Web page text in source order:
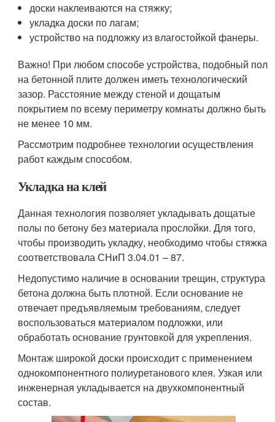
доски наклеиваются на стяжку;
укладка доски по лагам;
устройство на подложку из влагостойкой фанеры.
Важно! При любом способе устройства, подобный пол
на бетонной плите должен иметь технологический
зазор. Расстояние между стеной и дощатым
покрытием по всему периметру комнаты должно быть
не менее 10 мм.
Рассмотрим подробнее технологии осуществления
работ каждым способом.
Укладка на клей
Данная технология позволяет укладывать дощатые
полы по бетону без материала прослойки. Для того,
чтобы производить укладку, необходимо чтобы стяжка
соответствовала СНиП 3.04.01 – 87.
Недопустимо наличие в основании трещин, структура
бетона должна быть плотной. Если основание не
отвечает предъявляемым требованиям, следует
воспользоваться материалом подложки, или
обработать основание грунтовкой для укрепления.
Монтаж широкой доски происходит с применением
однокомпонентного полиуретанового клея. Узкая или
инженерная укладывается на двухкомпонентный
состав.